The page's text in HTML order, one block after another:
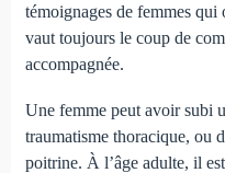
témoignages de femmes qui
vaut toujours le coup de
accompagnée.
Une femme peut avoir subi
traumatisme thoracique, ou
poitrine. À l’âge adulte, il